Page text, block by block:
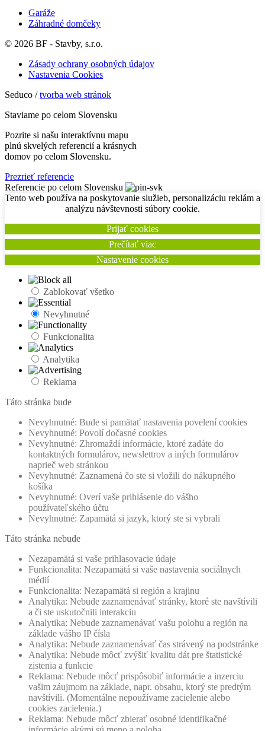
Garáže
Záhradné domčeky
© 2026 BF - Stavby, s.r.o.
Zásady ochrany osobných údajov
Nastavenia Cookies
Seduco /tvorba web stránok
Staviame po celom Slovensku
Pozrite si našu interaktívnu mapu
plnú skvelých referencií a krásnych
domov po celom Slovensku.
Prezrieť referencie
Referencie po celom Slovensku
Tento web používa na poskytovanie služieb, personalizáciu reklám a
analýzu návštevnosti súbory cookie.
Prijať cookies
Prečítať viac
Nastavenie cookies
Zablokovať všetko
Nevyhnutné
Funkcionalita
Analytika
Reklama
Táto stránka bude
Nevyhnutné: Bude si pamätať nastavenia povelení cookies
Nevyhnutné: Povolí dočasné cookies
Nevyhnutné: Zhromaždí informácie, ktoré zadáte do
kontaktných formulárov, newslettrov a iných formulárov
naprieč web stránkou
Nevyhnutné: Zaznamená čo ste si vložili do nákupného
košíka
Nevyhnutné: Overí vaše prihlásenie do vášho
používateľského účtu
Nevyhnutné: Zapamätá si jazyk, ktorý ste si vybrali
Táto stránka nebude
Nezapamätá si vaše prihlasovacie údaje
Funkcionalita: Nezapamätá si vaše nastavenia sociálnych
médií
Funkcionalita: Nezapamätá si región a krajinu
Analytika: Nebude zaznamenávať stránky, ktoré ste navštívili
a či ste uskutočnili interakciu
Analytika: Nebude zaznamenávať vašu polohu a región na
základe vášho IP čísla
Analytika: Nebude zaznamenávať čas strávený na podstránke
Analytika: Nebude môcť zvýšiť kvalitu dát pre štatistické
zistenia a funkcie
Reklama: Nebude môcť prispôsobiť informácie a inzerciu
vašim záujmom na základe, napr. obsahu, ktorý ste predtým
navštívili. (Momentálne nepoužívame zacielenie alebo
cookies zacielenia.)
Reklama: Nebude môcť zbierať osobné identifikačné